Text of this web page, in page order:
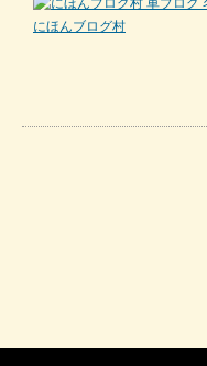
にほんブログ村